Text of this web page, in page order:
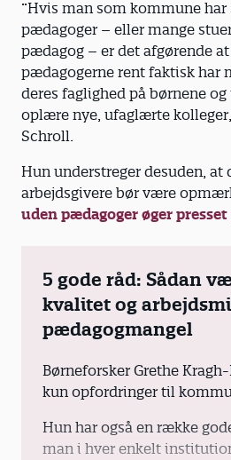
”Hvis man som kommune har
pædagoger – eller mange
pædagog – er det afgørende
pædagogerne rent faktisk har
deres faglighed på børnene
oplære nye, ufaglærte
Schroll.
Hun understreger desuden, at
arbejdsgivere bør være
uden pædagoger øger presset
5 gode råd: Sådan
kvalitet og
pædagogmangel
Børneforsker Grethe
kun opfordringer til
Hun har også en række
man i hver enkelt